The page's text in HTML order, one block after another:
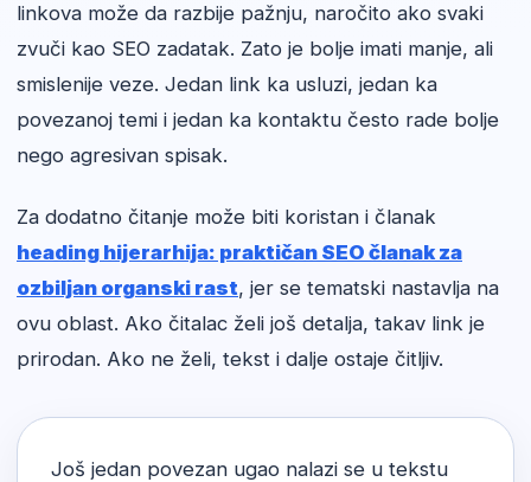
linkova može da razbije pažnju, naročito ako svaki
zvuči kao SEO zadatak. Zato je bolje imati manje, ali
smislenije veze. Jedan link ka usluzi, jedan ka
povezanoj temi i jedan ka kontaktu često rade bolje
nego agresivan spisak.
Za dodatno čitanje može biti koristan i članak
heading hijerarhija: praktičan SEO članak za
ozbiljan organski rast, jer se tematski nastavlja na
ovu oblast. Ako čitalac želi još detalja, takav link je
prirodan. Ako ne želi, tekst i dalje ostaje čitljiv.
Još jedan povezan ugao nalazi se u tekstu